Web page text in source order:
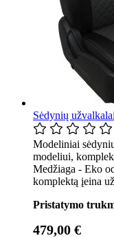
Sėdynių
Modeliniai
modeliui,
Medžiaga - Eko
komplektą įeina
Pristatymo
479,00 €